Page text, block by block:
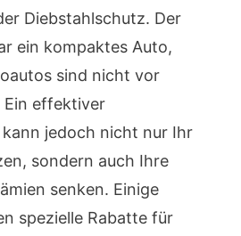
Diebstahlschutz. Der
ein kompaktes Auto,
sind nicht vor
Ein effektiver
jedoch nicht nur Ihr
sondern auch Ihre
senken. Einige
spezielle Rabatte für